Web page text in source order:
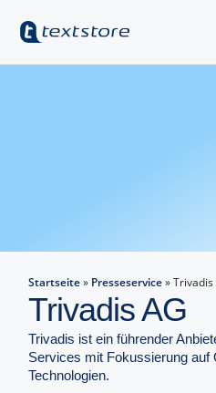
Startseite» Presseservice»Trivadis
Trivadis AG
Trivadis ist ein führender
Services mit Fokussierung auf
Technologien.